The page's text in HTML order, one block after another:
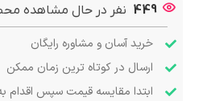
449 نفر در حال مشاهده
خرید آسان و مشاوره رایگان
ارسال در کوتاه ترین زمان ممکن
ابتدا مقایسه قیمت سپس اقدام